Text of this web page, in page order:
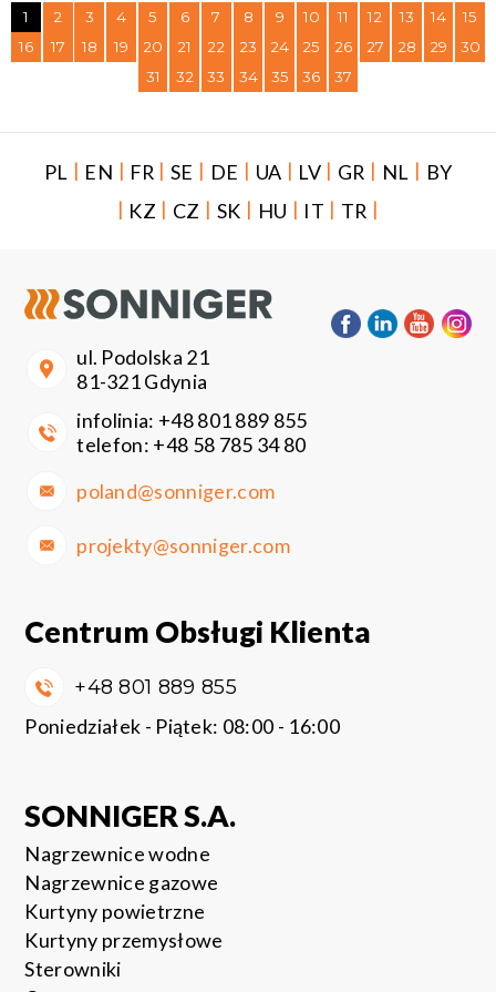
1 2 3 4 5 6 7 8 9 10 11 12 13 14
15
16
17 18 19 20 21 22 23 24 25 26 27 28 29
30
31
32 33 34 35 36 37
PL | EN | FR | SE | DE | UA | LV | GR | NL | BY
| KZ | CZ | SK | HU | IT | TR |
ul. Podolska 21
81-321 Gdynia
infolinia: +48 801 889 855
telefon: +48 58 785 34 80
poland@sonniger.com
projekty@sonniger.com
SONNIGER S.A.
Nagrzewnice wodne
Nagrzewnice gazowe
Kurtyny powietrzne
Kurtyny przemysłowe
Sterowniki
Centrum Obsługi Klienta
+48 801 889 855
Poniedziałek - Piątek: 08:00 - 16:00